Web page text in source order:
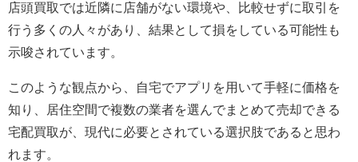
店頭買取では近隣に店舗がない環境や、比較せずに取引を
行う多くの人々があり、結果として損をしている可能性も
示唆されています。
このような観点から、自宅でアプリを用いて手軽に価格を
知り、居住空間で複数の業者を選んでまとめて売却できる
宅配買取が、現代に必要とされている選択肢であると思わ
れます。